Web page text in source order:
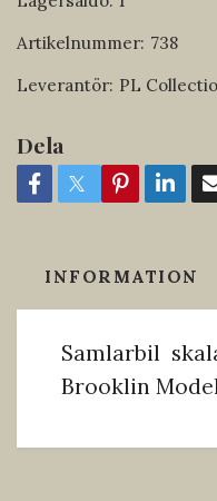
Artikelnummer: 738
Leverantör: PL
Dela
INFORMATION
Samlarbil
Brooklin